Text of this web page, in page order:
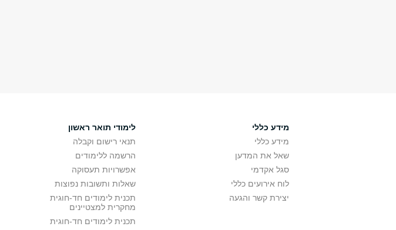
מידע כללי
מידע כללי
שאל את המדען
סגל אקדמי
לוח אירועים כללי
יצירת קשר והגעה
לימודי תואר ראשון
תנאי רישום וקבלה
הרשמה ללימודים
אפשרויות תעסוקה
שאלות ותשובות נפוצות
תכנית לימודים חד-חוגית
מחקרית למצטיינים
תכנית לימודים חד-חוגית